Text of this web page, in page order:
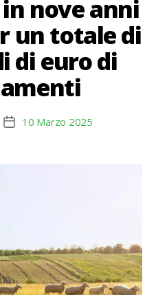
in nove anni
un totale di
di euro di
Data10 Marzo 2025